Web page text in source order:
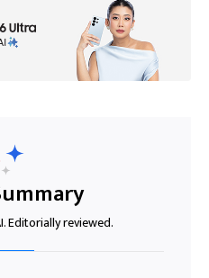
Editorially reviewed.